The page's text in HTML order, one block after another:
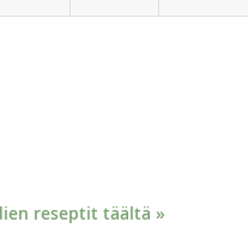
reseptit täältä »